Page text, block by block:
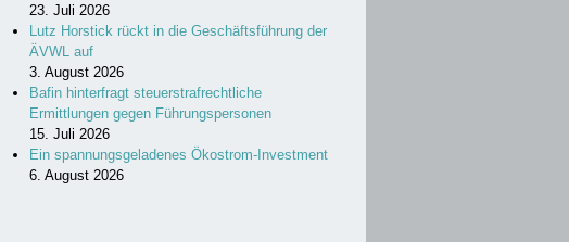
23. Juli 2026
Lutz Horstick rückt in die Geschäftsführung der
ÄVWL auf
3. August 2026
Bafin hinterfragt steuerstrafrechtliche
Ermittlungen gegen Führungspersonen
15. Juli 2026
Ein spannungsgeladenes Ökostrom-Investment
6. August 2026